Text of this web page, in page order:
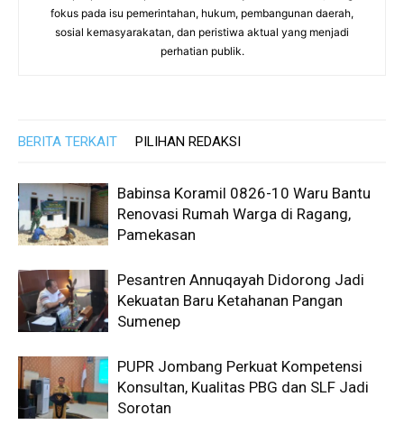
fokus pada isu pemerintahan, hukum, pembangunan daerah,
sosial kemasyarakatan, dan peristiwa aktual yang menjadi
perhatian publik.
BERITA TERKAIT PILIHAN REDAKSI
Babinsa Koramil 0826-10 Waru Bantu
Renovasi Rumah Warga di Ragang,
Pamekasan
Pesantren Annuqayah Didorong Jadi
Kekuatan Baru Ketahanan Pangan
Sumenep
PUPR Jombang Perkuat Kompetensi
Konsultan, Kualitas PBG dan SLF Jadi
Sorotan